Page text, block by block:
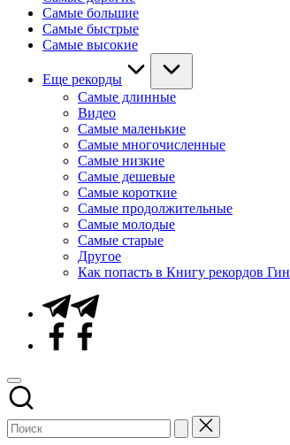
Самые большие
Самые быстрые
Самые высокие
Еще рекорды
Самые длинные
Видео
Самые маленькие
Самые многочисленные
Самые низкие
Самые дешевые
Самые короткие
Самые продолжительные
Самые молодые
Самые старые
Другое
Как попасть в Книгу рекордов
Telegram
Facebook